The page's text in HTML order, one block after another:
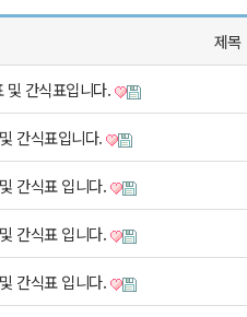
제목
간식표입니다.
간식표입니다.
간식표 입니다.
간식표 입니다.
간식표 입니다.